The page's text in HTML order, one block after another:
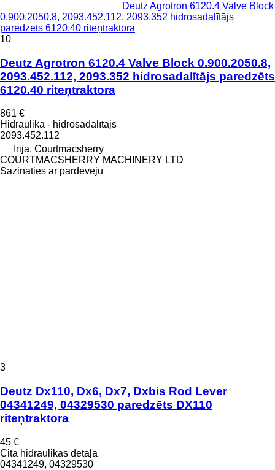
Deutz Agrotron 6120.4 Valve Block
0.900.2050.8, 2093.452.112, 2093.352 hidrosadalītājs
paredzēts 6120.40 riteņtraktora
10
Deutz Agrotron 6120.4 Valve Block 0.900.2050.8,
2093.452.112, 2093.352 hidrosadalītājs paredzēts
6120.40 riteņtraktora
861 €
Hidraulika - hidrosadalītājs
2093.452.112
Īrija, Courtmacsherry
COURTMACSHERRY MACHINERY LTD
Sazināties ar pārdevēju
3
Deutz Dx110, Dx6, Dx7, Dxbis Rod Lever
04341249, 04329530 paredzēts DX110
riteņtraktora
45 €
Cita hidraulikas detaļa
04341249, 04329530